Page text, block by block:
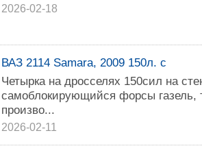
2026-02-18
ВАЗ 2114 Samara, 2009 150л. с
Четырка на дросселях 150сил на
самоблокирующийся форсы
произво...
2026-02-11